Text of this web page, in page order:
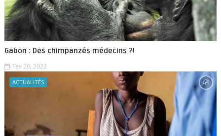
Gabon : Des chimpanzés médecins ?!
Fev 20, 2022
ACTUALITÉS